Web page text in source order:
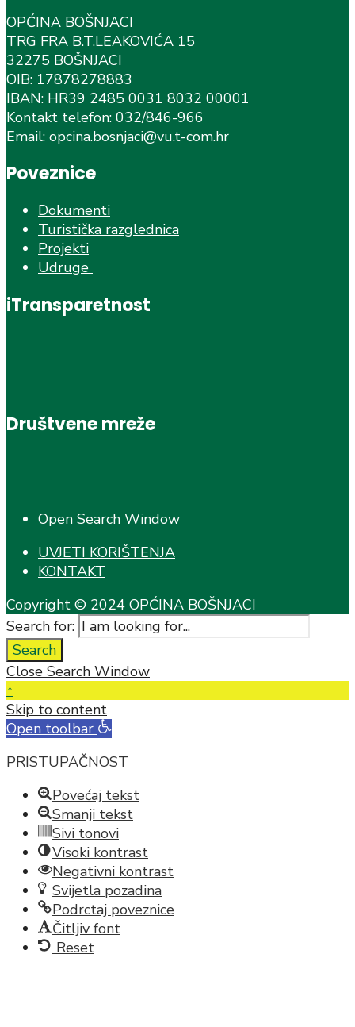
OPĆINA BOŠNJACI
TRG FRA B.T.LEAKOVIĆA 15
32275 BOŠNJACI
OIB: 17878278883
IBAN: HR39 2485 0031 8032 00001
Kontakt telefon: 032/846-966
Email: opcina.bosnjaci@vu.t-com.hr
Poveznice
Dokumenti
Turistička razglednica
Projekti
Udruge
iTransparetnost
Društvene mreže
Open Search Window
UVJETI KORIŠTENJA
KONTAKT
Copyright © 2024 OPĆINA BOŠNJACI
Search for:
Search
Close Search Window
↑
Skip to content
Open toolbar
PRISTUPAČNOST
Povećaj tekst
Smanji tekst
Sivi tonovi
Visoki kontrast
Negativni kontrast
Svijetla pozadina
Podrctaj poveznice
Čitljiv font
Reset